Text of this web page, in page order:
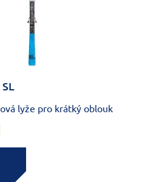
lyže pro krátký oblouk